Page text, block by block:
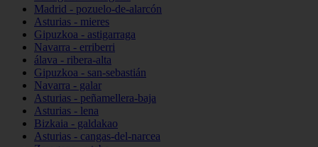
Madrid - pozuelo-de-alarcón
Asturias - mieres
Gipuzkoa - astigarraga
Navarra - erriberri
álava - ribera-alta
Gipuzkoa - san-sebastián
Navarra - galar
Asturias - peñamellera-baja
Asturias - lena
Bizkaia - galdakao
Asturias - cangas-del-narcea